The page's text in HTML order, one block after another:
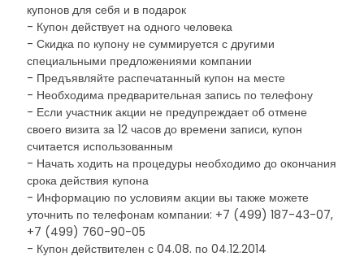
купонов для себя и в подарок
- Купон действует на одного человека
- Скидка по купону не суммируется с другими
специальными предложениями компании
- Предъявляйте распечатанный купон на месте
- Необходима предварительная запись по телефону
- Если участник акции не предупреждает об отмене
своего визита за 12 часов до времени записи, купон
считается использованным
- Начать ходить на процедуры необходимо до окончания
срока действия купона
- Информацию по условиям акции вы также можете
уточнить по телефонам компании: +7 (499) 187-43-07,
+7 (499) 760-90-05
- Купон действителен с 04.08. по 04.12.2014